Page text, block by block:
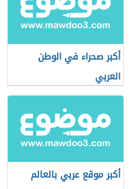
أكبر صحراء في الوطن
العربي
أكبر موقع عربي بالعالم